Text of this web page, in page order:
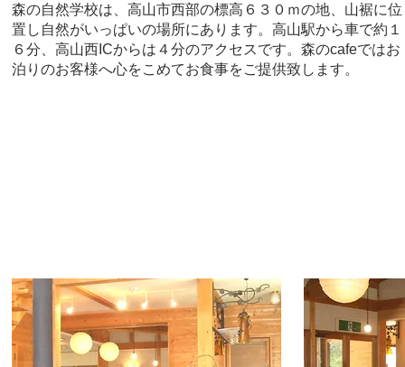
森の自然学校は、高山市西部の標高６３０ｍの地、山裾に位
置し自然がいっぱいの場所にあります。 高山駅から車で約１
６分、高山西ICからは４分のアクセスです。森のcafeではお
泊りのお客様へ心をこめてお食事をご提供致します。